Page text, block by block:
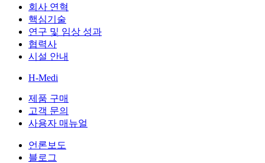
회사 연혁
핵심기술
연구 및 임상 성과
협력사
시설 안내
H-Medi
제품 구매
고객 문의
사용자 매뉴얼
언론보도
블로그